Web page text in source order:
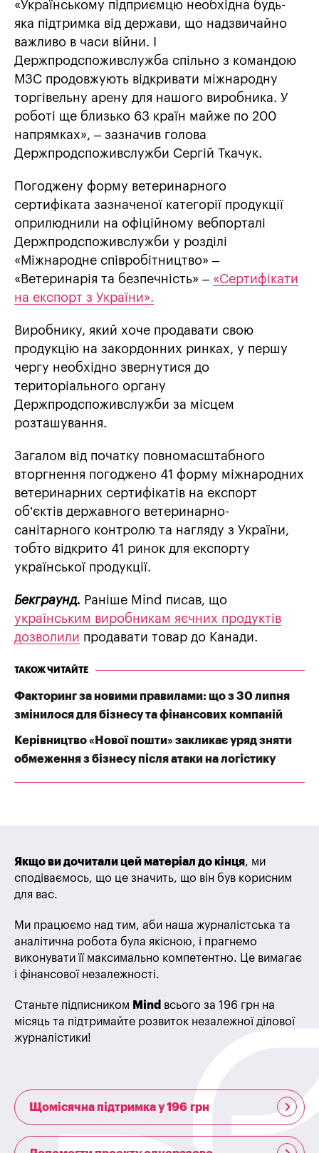
«Українському підприємцю необхідна будь-
яка підтримка від держави, що надзвичайно
важливо в часи війни. І
Держпродспоживслужба спільно з командою
МЗС продовжують відкривати міжнародну
торгівельну арену для нашого виробника. У
роботі ще близько 63 країн майже по 200
напрямках», – зазначив голова
Держпродспоживслужби Сергій Ткачук.
Погоджену форму ветеринарного
сертифіката зазначеної категорії продукції
оприлюднили на офіційному вебпорталі
Держпродспоживслужби у розділі
«Міжнародне співробітництво» ‒
«Ветеринарія та безпечність» ‒ «Сертифікати
на експорт з України».
Виробнику, який хоче продавати свою
продукцію на закордонних ринках, у першу
чергу необхідно звернутися до
територіального органу
Держпродспоживслужби за місцем
розташування.
Загалом від початку повномасштабного
вторгнення погоджено 41 форму міжнародних
ветеринарних сертифікатів на експорт
об’єктів державного ветеринарно-
санітарного контролю та нагляду з України,
тобто відкрито 41 ринок для експорту
української продукції.
Бекграунд. Раніше Mind писав, що
українським виробникам яєчних продуктів
дозволили продавати товар до Канади.
ТАКОЖ ЧИТАЙТЕ
Факторинг за новими правилами: що з 30 липня
змінилося для бізнесу та фінансових компаній
Керівництво «Нової пошти» закликає уряд зняти
обмеження з бізнесу після атаки на логістику
Якщо ви дочитали цей матеріал до кінця, ми
сподіваємось, що це значить, що він був корисним
для вас.
Ми працюємо над тим, аби наша журналістська та
аналітична робота була якісною, і прагнемо
виконувати її максимально компетентно. Це вимагає
і фінансової незалежності.
Станьте підписником Mind всього за 196 грн на
місяць та підтримайте розвиток незалежної ділової
журналістики!
Щомісячна підтримка у 196 грн